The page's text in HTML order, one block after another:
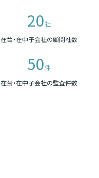
20社
在台・在中子会社の顧問社数
50件
在台・在中子会社の監査件数